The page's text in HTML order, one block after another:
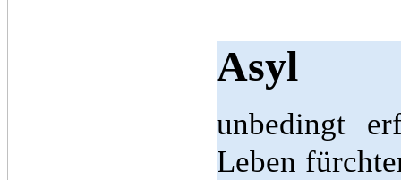
Asyl
unbedingt
Leben